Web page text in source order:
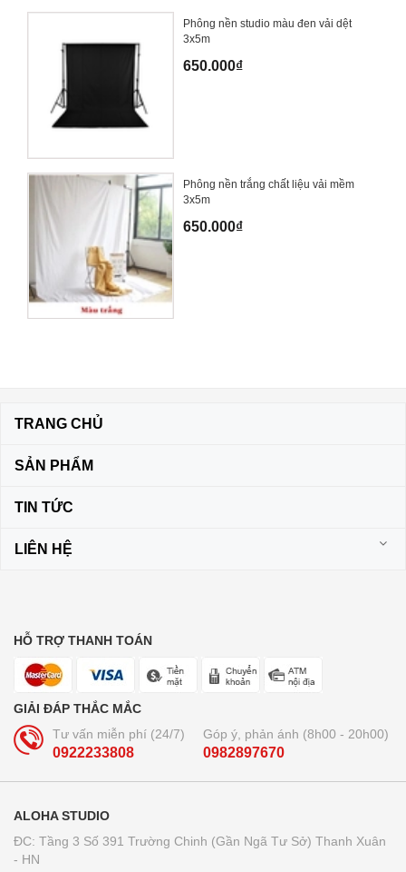
Phông nền studio màu đen vải dệt
3x5m
650.000₫
Phông nền trắng chất liệu vải mềm
3x5m
650.000₫
TRANG CHỦ
SẢN PHẨM
TIN TỨC
LIÊN HỆ
HỖ TRỢ THANH TOÁN
GIẢI ĐÁP THẮC MẮC
Tư vấn miễn phí (24/7)
0922233808
Góp ý, phản ánh (8h00 - 20h00)
0982897670
ALOHA STUDIO
ĐC: Tầng 3 Số 391 Trường Chinh (Gần Ngã Tư Sở) Thanh Xuân
- HN